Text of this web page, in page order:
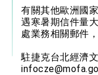
我國政
事處」
有關其他歐洲國
遇寒暑期信件量
處業務相關郵件，
駐捷克台北經濟